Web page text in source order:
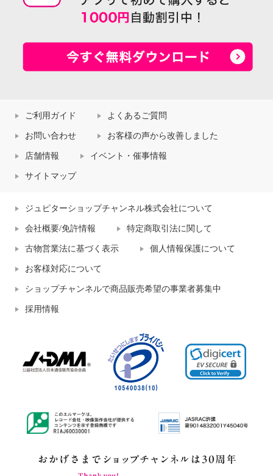
ご利用ガイド よくあるご質問
お問い合わせ お客様の声から改善しました
店舗情報 イベント・催事情報
サイトマップ
ジュピターショップチャンネル株式会社について
会社概要/免許情報 特定商取引法に関して
古物営業法に基づく表示 個人情報保護について
お客様対応について
ショップチャンネルで商品販売希望の事業者募集中
採用情報